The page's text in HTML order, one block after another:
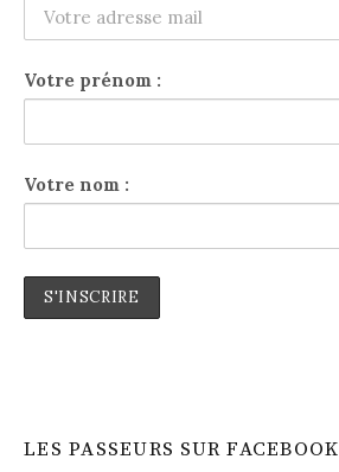
Votre prénom :
Votre nom :
LES PASSEURS SUR FACEBOOK